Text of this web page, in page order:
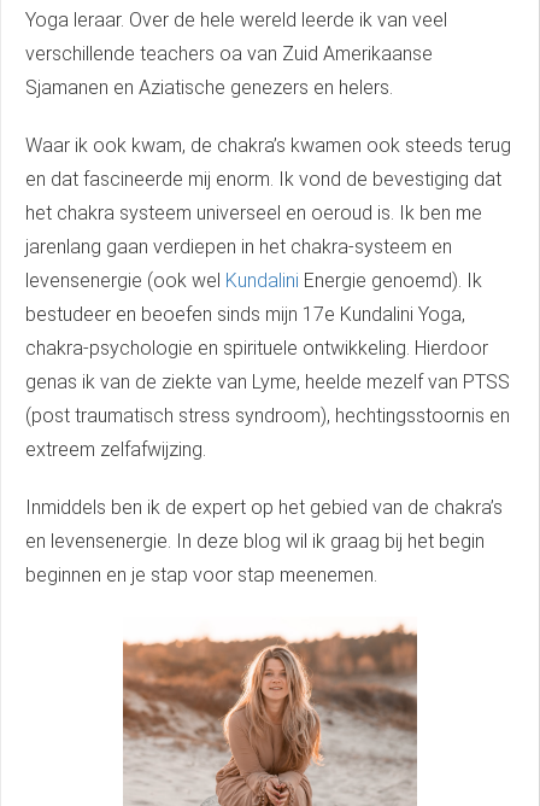
Yoga leraar. Over de hele wereld leerde ik van veel
verschillende teachers oa van Zuid Amerikaanse
Sjamanen en Aziatische genezers en helers.
Waar ik ook kwam, de chakra’s kwamen ook steeds terug
en dat fascineerde mij enorm. Ik vond de bevestiging dat
het chakra systeem universeel en oeroud is. Ik ben me
jarenlang gaan verdiepen in het chakra-systeem en
levensenergie (ook wel Kundalini Energie genoemd). Ik
bestudeer en beoefen sinds mijn 17e Kundalini Yoga,
chakra-psychologie en spirituele ontwikkeling. Hierdoor
genas ik van de ziekte van Lyme, heelde mezelf van PTSS
(post traumatisch stress syndroom), hechtingsstoornis en
extreem zelfafwijzing.
Inmiddels ben ik de expert op het gebied van de chakra’s
en levensenergie. In deze blog wil ik graag bij het begin
beginnen en je stap voor stap meenemen.